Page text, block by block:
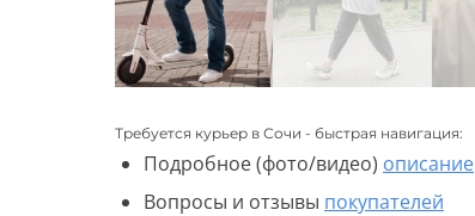
Требуется курьер в Сочи - быстрая навигация:
Подробное (фото/видео) описание
Вопросы и отзывы покупателей